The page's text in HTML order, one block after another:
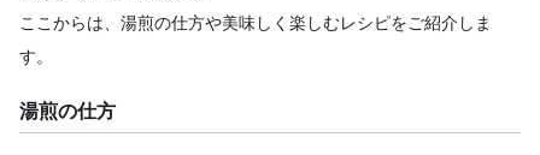
ここからは、湯煎の仕方や美味しく楽しむレシピをご紹介しま
す。
湯煎の仕方